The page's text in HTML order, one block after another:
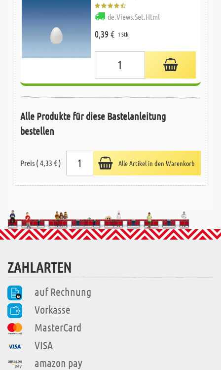
de.Views.Set.Html
0,39 € 1 Stk.
Alle Produkte für diese Bastelanleitung
bestellen
Preis ( 4,33 € ) Alle Artikel in den Warenkorb
ZAHLARTEN
auf Rechnung
Vorkasse
MasterCard
VISA
amazon pay